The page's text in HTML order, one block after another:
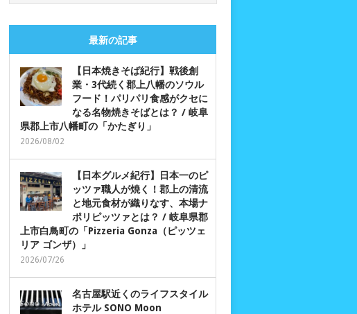
最新の記事
【日本焼きそば紀行】戦後創
業・3代続く郡上八幡のソウル
フード！パリパリ食感がクセに
なる名物焼きそばとは？ / 岐阜
県郡上市八幡町の「かたぎり」
2026/08/02
【日本グルメ紀行】日本一のピ
ッツァ職人が焼く！郡上の清流
と地元食材が織りなす、本場ナ
ポリピッツァとは？ / 岐阜県郡
上市白鳥町の「Pizzeria Gonza（ピッツェ
リア ゴンザ）」
2026/07/26
名古屋駅近くのライフスタイル
ホテル SONO Moon